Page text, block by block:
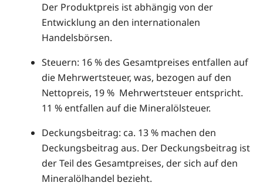
Der Produktpreis ist abhängig von der
Entwicklung an den internationalen
Handelsbörsen.
Steuern: 16 % des Gesamtpreises entfallen auf
die Mehrwertsteuer, was, bezogen auf den
Nettopreis, 19 % Mehrwertsteuer entspricht.
11 % entfallen auf die Mineralölsteuer.
Deckungsbeitrag: ca. 13 % machen den
Deckungsbeitrag aus. Der Deckungsbeitrag ist
der Teil des Gesamtpreises, der sich auf den
Mineralölhandel bezieht.